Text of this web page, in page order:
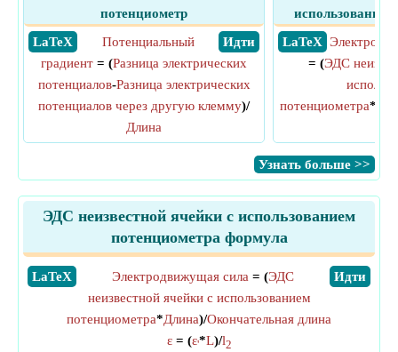
потенциометр
​ LaTeX
​ Идти
Потенциальный
градиент = (Разница электрических
потенциалов-Разница электрических
потенциалов через другую клемму)/
Длина
​ LaTeX
= (ЭДС
потенциометра*
​Узнать больше >>
ЭДС неизвестной ячейки с использованием
потенциометра формула
​LaTeX ​Идти
Электродвижущая сила = (ЭДС
неизвестной ячейки с использованием
потенциометра*Длина)/Окончательная длина
ε= (ε'*L)/l2